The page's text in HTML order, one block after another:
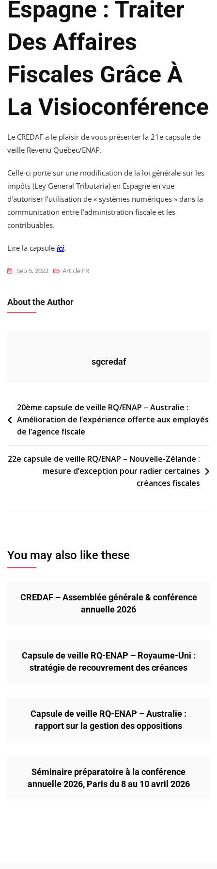
Espagne : Traiter
Des Affaires
Fiscales Grâce À
La Visioconférence
Le CREDAF a le plaisir de vous présenter la 21e capsule de
veille Revenu Québec/ENAP.
Celle-ci porte sur une modification de la loi générale sur les
impôts (Ley General Tributaria) en Espagne en vue
d’autoriser l’utilisation de « systèmes numériques » dans la
communication entre l’administration fiscale et les
contribuables.
Lire la capsule ici.
Sep 5, 2022 Article FR
About the Author
sgcredaf
Navigation
de
l’article
20ème capsule de veille RQ/ENAP – Australie :
Amélioration de l’expérience offerte aux employés
de l’agence fiscale
22e capsule de veille RQ/ENAP – Nouvelle-Zélande :
mesure d’exception pour radier certaines
créances fiscales
You may also like these
CREDAF – Assemblée générale & conférence
annuelle 2026
Capsule de veille RQ-ENAP – Royaume-Uni :
stratégie de recouvrement des créances
Capsule de veille RQ-ENAP – Australie :
rapport sur la gestion des oppositions
Séminaire préparatoire à la conférence
annuelle 2026, Paris du 8 au 10 avril 2026